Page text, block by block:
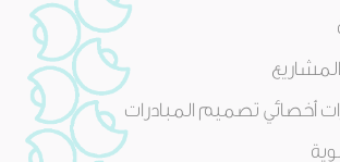
المشاريع
أخصائي تصميم المبادرات